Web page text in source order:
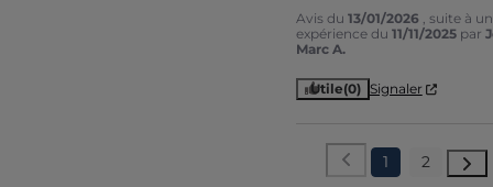
Avis du 13/01/2026 , suite à
expérience du 11/11/2025 par
Marc A.
Utile(0) Signaler
1 2